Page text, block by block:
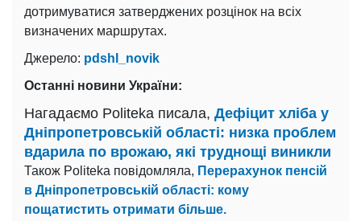
дотримуватися затверджених розцінок на всіх
визначених маршрутах.
Джерело: pdshl_novik
Останні новини України:
Нагадаємо Politeka писала, Дефіцит хліба у
Дніпропетровській області: низка проблем
вдарила по врожаю, які труднощі виникли
Також Politeka повідомляла, Перерахунок пенсій
в Дніпропетровській області: кому
пощатистить отримати більше.